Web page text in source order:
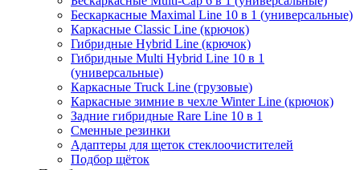
Бескаркасные Maximal Line 10 в 1 (универсальные)
Каркасные Classic Line (крючок)
Гибридные Hybrid Line (крючок)
Гибридные Multi Hybrid Line 10 в 1
(универсальные)
Каркасные Truck Line (грузовые)
Каркасные зимние в чехле Winter Line (крючок)
Задние гибридные Rare Line 10 в 1
Сменные резинки
Адаптеры для щеток стеклоочистителей
Подбор щёток